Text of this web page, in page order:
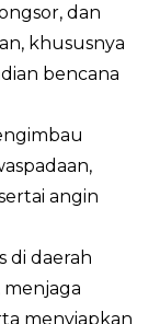
dan
khususnya
bencana
angin
di daerah
menjaga
menyiapkan